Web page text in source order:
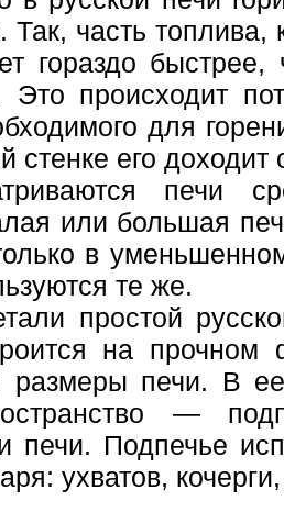
Так, часть
гораздо
Это происходит
для
стенке его
печи
или большая
в
те же.
простой
на
печи. В ее
—
печи. Подпечье
ухватов,